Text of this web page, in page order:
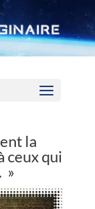
la
ceux qui
»